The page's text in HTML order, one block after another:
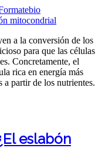
a la conversión de los
para que las células
Concretamente, el
rica en energía más
partir de los nutrientes.
eslabón